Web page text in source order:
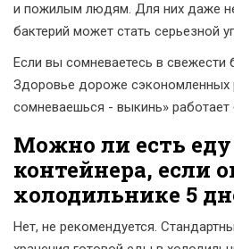
и пожилым людям. Для них даже
бактерий может стать серьезной
Если вы сомневаетесь в
Здоровье дороже сэкономленных
сомневаешься - выкинь» работает
Можно ли есть еду
контейнера, если
холодильнике 5
Нет, не рекомендуется.